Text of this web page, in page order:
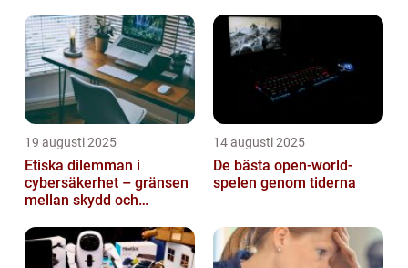
19 augusti 2025
Etiska dilemman i
cybersäkerhet – gränsen
mellan skydd och
14 augusti 2025
De bästa open-world-
spelen genom tiderna